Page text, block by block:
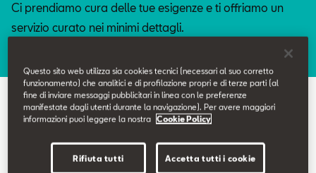
Configuratore
Ci prendiamo cura delle tue esigenze e ti offriamo un
servizio curato nei minimi dettagli.
Prenotazione Tagliando
Questo sito web utilizza sia cookies tecnici (necessari al suo corretto
funzionamento) che analitici e di profilazione propri e di terze parti (al
fine di inviare messaggi pubblicitari in linea con le preferenze
manifestate dagli utenti durante la navigazione). Per avere maggiori
informazioni puoi leggere la nostra
Cookie Policy
Rifiuta tutti Accetta tutti i cookie